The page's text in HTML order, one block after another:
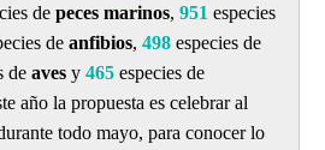
de peces marinos, 951 especies
de anfibios, 498 especies de
de aves y 465 especies de
año la propuesta es celebrar al
todo mayo, para conocer lo